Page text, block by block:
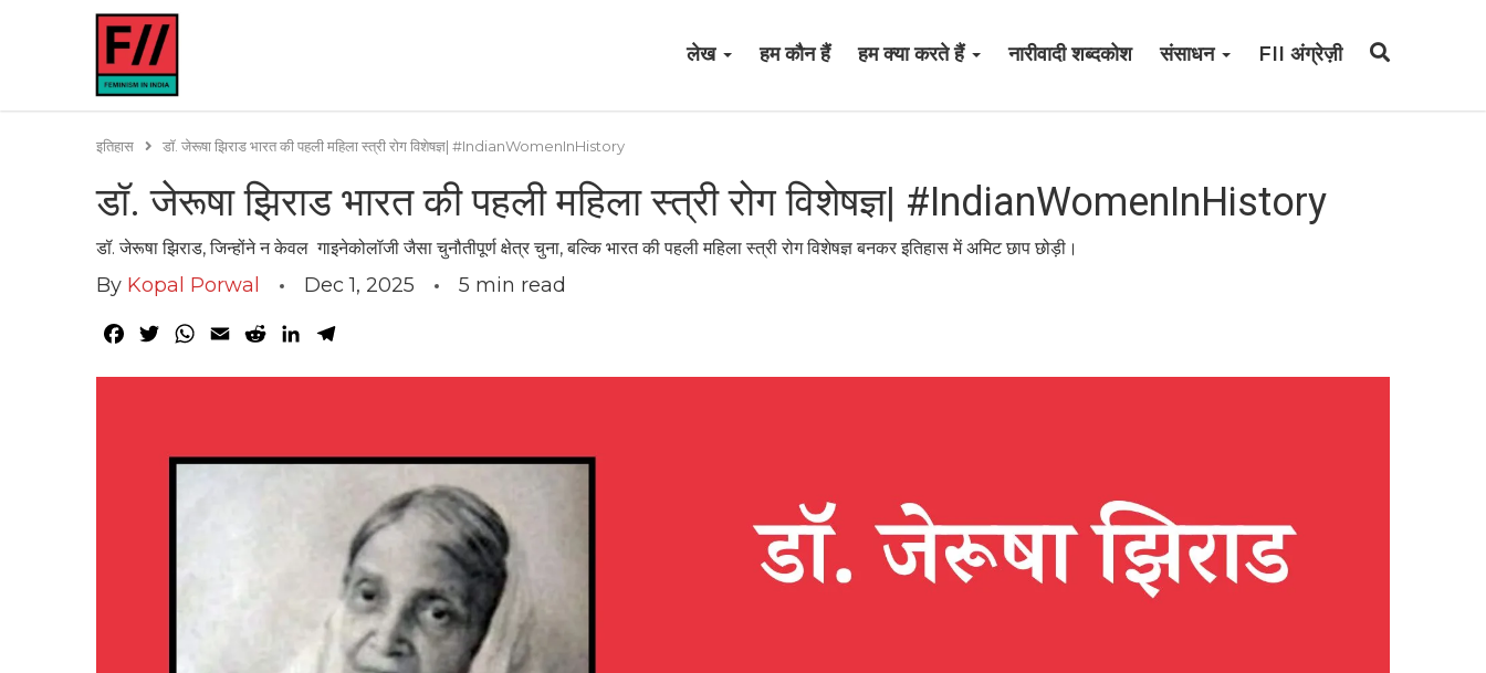
लेख हम कौन हैं हम क्या करते हैं नारीवादी शब्दकोश संसाधन FII अंग्रेज़ी
इतिहास डॉ. जेरूषा झिराड भारत की पहली महिला स्त्री रोग विशेषज्ञ| #IndianWomenInHistory
डॉ. जेरूषा झिराड भारत की पहली महिला स्त्री रोग विशेषज्ञ| #IndianWomenInHistory
डॉ. जेरूषा झिराड, जिन्होंने न केवल गाइनेकोलॉजी जैसा चुनौतीपूर्ण क्षेत्र चुना, बल्कि भारत की पहली महिला स्त्री रोग विशेषज्ञ बनकर इतिहास में अमिट छाप छोड़ी।
By Kopal Porwal Dec 1, 2025 5 min read
Facebook
TwitterWhatsApp
Email RedditLinkedIn